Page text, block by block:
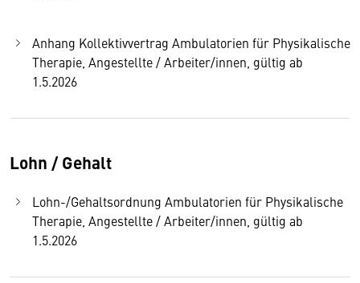
Anhang Kollektivvertrag Ambulatorien für Physikalische
Therapie, Angestellte / Arbeiter/innen, gültig ab
1.5.2026
Lohn / Gehalt
Lohn-/Gehaltsordnung Ambulatorien für Physikalische
Therapie, Angestellte / Arbeiter/innen, gültig ab
1.5.2026